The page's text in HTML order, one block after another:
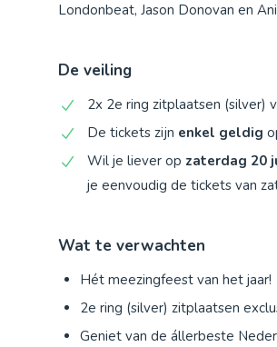
Londonbeat, Jason Donovan en
De veiling
2x 2e ring zitplaatsen (silver)
De tickets zijn enkel geldig
Wil je liever op zaterdag 20
je eenvoudig de tickets van
Wat te verwachten
Hét meezingfeest van het jaar!
2e ring (silver) zitplaatsen
Geniet van de állerbeste